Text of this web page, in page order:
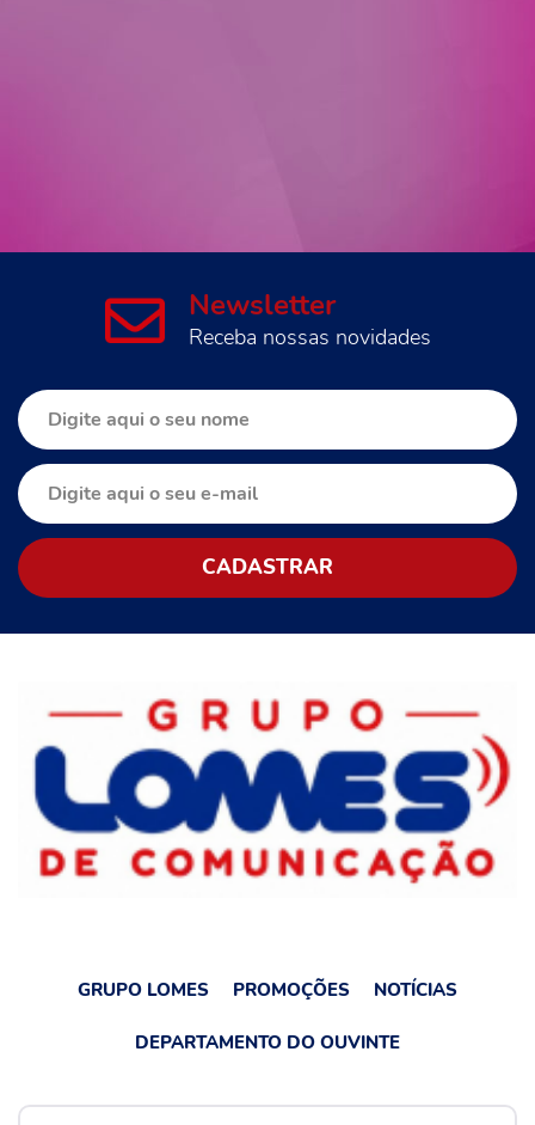
Newsletter
Receba nossas novidades
GRUPO LOMES PROMOÇÕES NOTÍCIAS
DEPARTAMENTO DO OUVINTE